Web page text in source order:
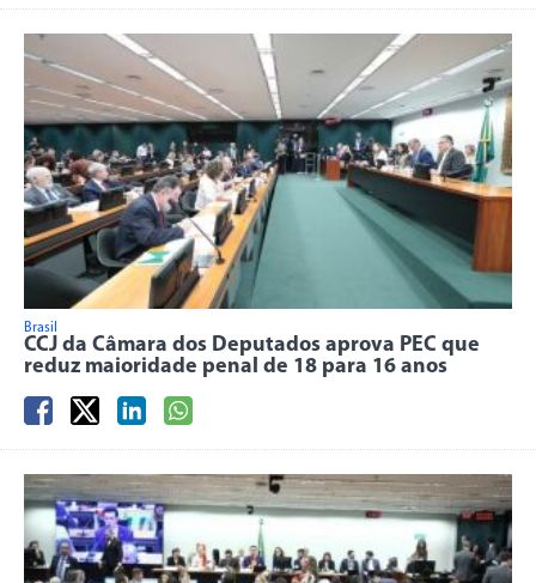
Brasil
CCJ da Câmara dos Deputados aprova PEC que
reduz maioridade penal de 18 para 16 anos